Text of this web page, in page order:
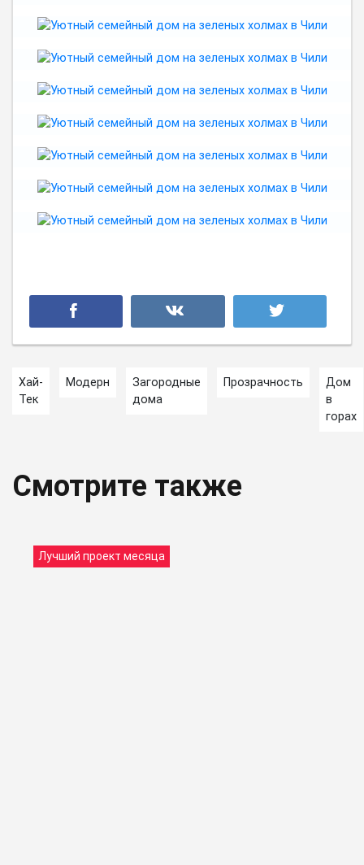
Хай-
Тек
Модерн
Загородные
дома
Прозрачность
Дом
в
горах
Смотрите также
Лучший проект месяца